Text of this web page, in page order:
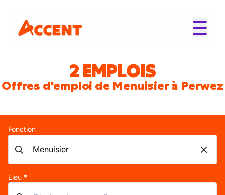
2 EMPLOIS
Offres d'emploi de Menuisier à Perwez
Fonction
Lieu *